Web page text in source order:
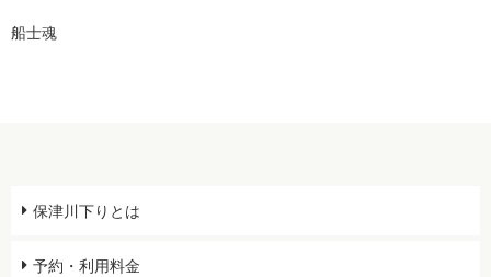
船士魂
保津川下りとは
予約・利用料金